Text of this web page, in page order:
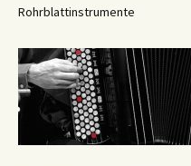
Rohrblattinstrumente